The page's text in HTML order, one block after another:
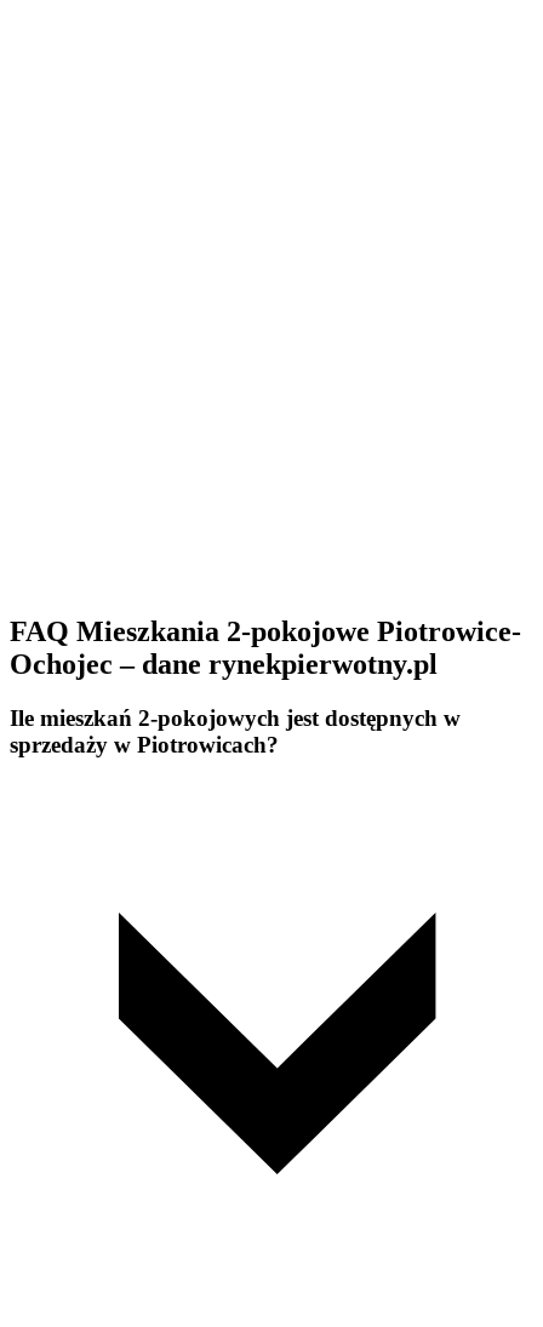
FAQ Mieszkania 2-pokojowe Piotrowice-
Ochojec – dane rynekpierwotny.pl
Ile mieszkań 2-pokojowych jest dostępnych w
sprzedaży w Piotrowicach?